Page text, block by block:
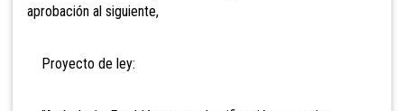
aprobación al siguiente,
Proyecto de ley: